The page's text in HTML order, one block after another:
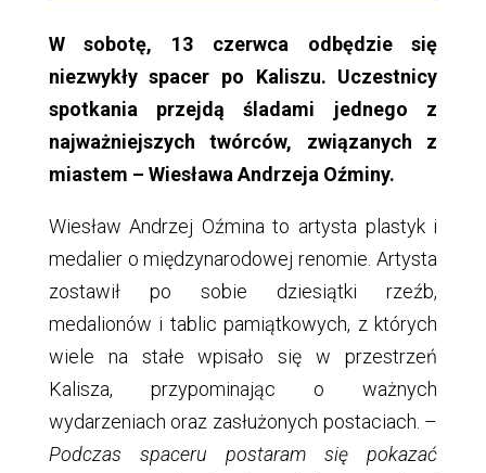
W sobotę, 13 czerwca odbędzie się
niezwykły spacer po Kaliszu. Uczestnicy
spotkania przejdą śladami jednego z
najważniejszych twórców, związanych z
miastem – Wiesława Andrzeja Oźminy.
Wiesław Andrzej Oźmina to artysta plastyk i
medalier o międzynarodowej renomie. Artysta
zostawił po sobie dziesiątki rzeźb,
medalionów i tablic pamiątkowych, z których
wiele na stałe wpisało się w przestrzeń
Kalisza, przypominając o ważnych
wydarzeniach oraz zasłużonych postaciach. –
Podczas spaceru postaram się pokazać